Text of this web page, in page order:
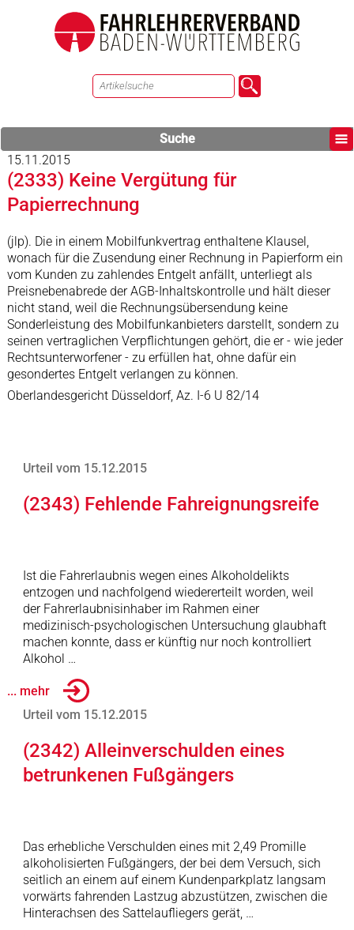
Suche
15.11.2015
(2333) Keine Vergütung für
Papierrechnung
(jlp). Die in einem Mobilfunkvertrag enthaltene Klausel,
wonach für die Zusendung einer Rechnung in Papierform ein
vom Kunden zu zahlendes Entgelt anfällt, unterliegt als
Preisnebenabrede der AGB-Inhaltskontrolle und hält dieser
nicht stand, weil die Rechnungsübersendung keine
Sonderleistung des Mobilfunkanbieters darstellt, sondern zu
seinen vertraglichen Verpflichtungen gehört, die er - wie jeder
Rechtsunterworfener - zu erfüllen hat, ohne dafür ein
gesondertes Entgelt verlangen zu können.
Oberlandesgericht Düsseldorf, Az. I-6 U 82/14
Urteil vom 15.12.2015
(2343) Fehlende Fahreignungsreife
Ist die Fahrerlaubnis wegen eines Alkoholdelikts
entzogen und nachfolgend wiedererteilt worden, weil
der Fahrerlaubnisinhaber im Rahmen einer
medizinisch-psychologischen Untersuchung glaubhaft
machen konnte, dass er künftig nur noch kontrolliert
Alkohol …
... mehr
Urteil vom 15.12.2015
(2342) Alleinverschulden eines
betrunkenen Fußgängers
Das erhebliche Verschulden eines mit 2,49 Promille
alkoholisierten Fußgängers, der bei dem Versuch, sich
seitlich an einem auf einem Kundenparkplatz langsam
vorwärts fahrenden Lastzug abzustützen, zwischen die
Hinterachsen des Sattelaufliegers gerät, …